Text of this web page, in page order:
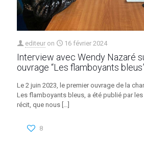
editeur on 16 février 2024
Interview avec Wendy Nazaré
ouvrage “Les flamboyants
Le 2 juin 2023, le premier ouvrage de la
Les flamboyants bleus, a été publié par
récit, que nous
8